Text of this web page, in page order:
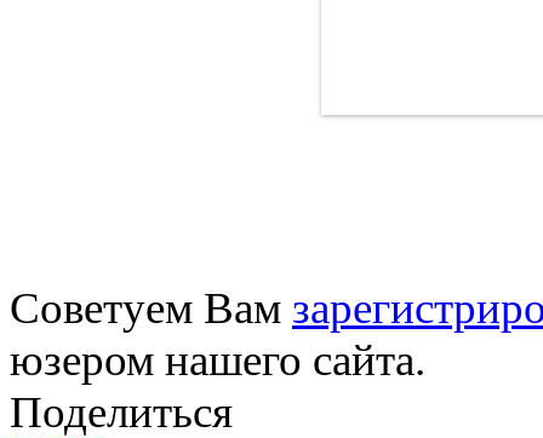
Советуем Вам
юзером нашего сайта.
Поделиться